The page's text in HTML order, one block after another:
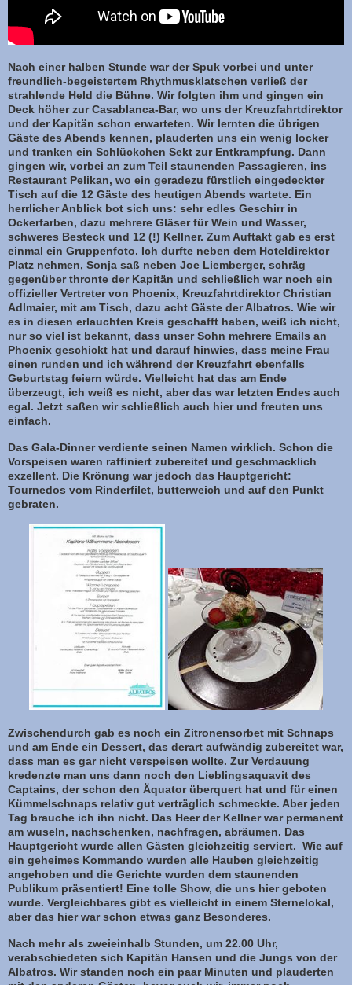
Nach einer halben Stunde war der Spuk vorbei und unter
freundlich-begeistertem Rhythmusklatschen verließ der
strahlende Held die Bühne. Wir folgten ihm und gingen ein
Deck höher zur Casablanca-Bar, wo uns der Kreuzfahrtdirektor
und der Kapitän schon erwarteten. Wir lernten die übrigen
Gäste des Abends kennen, plauderten uns ein wenig locker
und tranken ein Schlückchen Sekt zur Entkrampfung. Dann
gingen wir, vorbei an zum Teil staunenden Passagieren, ins
Restaurant Pelikan, wo ein geradezu fürstlich eingedeckter
Tisch auf die 12 Gäste des heutigen Abends wartete. Ein
herrlicher Anblick bot sich uns: sehr edles Geschirr in
Ockerfarben, dazu mehrere Gläser für Wein und Wasser,
schweres Besteck und 12 (!) Kellner. Zum Auftakt gab es erst
einmal ein Gruppenfoto. Ich durfte neben dem Hoteldirektor
Platz nehmen, Sonja saß neben Joe Liemberger, schräg
gegenüber thronte der Kapitän und schließlich war noch ein
offizieller Vertreter von Phoenix, Kreuzfahrtdirektor Christian
Adlmaier, mit am Tisch, dazu acht Gäste der Albatros. Wie wir
es in diesen erlauchten Kreis geschafft haben, weiß ich nicht,
nur so viel ist bekannt, dass unser Sohn mehrere Emails an
Phoenix geschickt hat und darauf hinwies, dass meine Frau
einen runden und ich während der Kreuzfahrt ebenfalls
Geburtstag feiern würde. Vielleicht hat das am Ende
überzeugt, ich weiß es nicht, aber das war letzten Endes auch
egal. Jetzt saßen wir schließlich auch hier und freuten uns
einfach.
Das Gala-Dinner verdiente seinen Namen wirklich. Schon die
Vorspeisen waren raffiniert zubereitet und geschmacklich
exzellent. Die Krönung war jedoch das Hauptgericht:
Tournedos vom Rinderfilet, butterweich und auf den Punkt
gebraten.
Zwischendurch gab es noch ein Zitronensorbet mit Schnaps
und am Ende ein Dessert, das derart aufwändig zubereitet war,
dass man es gar nicht verspeisen wollte. Zur Verdauung
kredenzte man uns dann noch den Lieblingsaquavit des
Captains, der schon den Äquator überquert hat und für einen
Kümmelschnaps relativ gut verträglich schmeckte. Aber jeden
Tag brauche ich ihn nicht. Das Heer der Kellner war permanent
am wuseln, nachschenken, nachfragen, abräumen. Das
Hauptgericht wurde allen Gästen gleichzeitig serviert. Wie auf
ein geheimes Kommando wurden alle Hauben gleichzeitig
angehoben und die Gerichte wurden dem staunenden
Publikum präsentiert! Eine tolle Show, die uns hier geboten
wurde. Vergleichbares gibt es vielleicht in einem Sternelokal,
aber das hier war schon etwas ganz Besonderes.
Nach mehr als zweieinhalb Stunden, um 22.00 Uhr,
verabschiedeten sich Kapitän Hansen und die Jungs von der
Albatros. Wir standen noch ein paar Minuten und plauderten